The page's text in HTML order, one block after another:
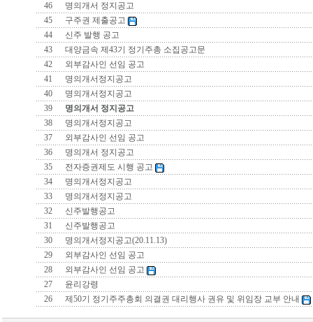
46
명의개서 정지공고
45
구주권 제출공고
44
신주 발행 공고
43
대양금속 제43기 정기주총 소집공고문
42
외부감사인 선임 공고
41
명의개서정지공고
40
명의개서정지공고
39
명의개서 정지공고
38
명의개서정지공고
37
외부감사인 선임 공고
36
명의개서 정지공고
35
전자증권제도 시행 공고
34
명의개서정지공고
33
명의개서정지공고
32
신주발행공고
31
신주발행공고
30
명의개서정지공고(20.11.13)
29
외부감사인 선임 공고
28
외부감사인 선임 공고
27
윤리강령
26
제50기 정기주주총회 의결권 대리행사 권유 및 위임장 교부 안내